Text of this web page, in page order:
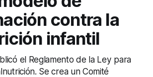
contra la
infantil
el Reglamento de la Ley para
Se crea un Comité